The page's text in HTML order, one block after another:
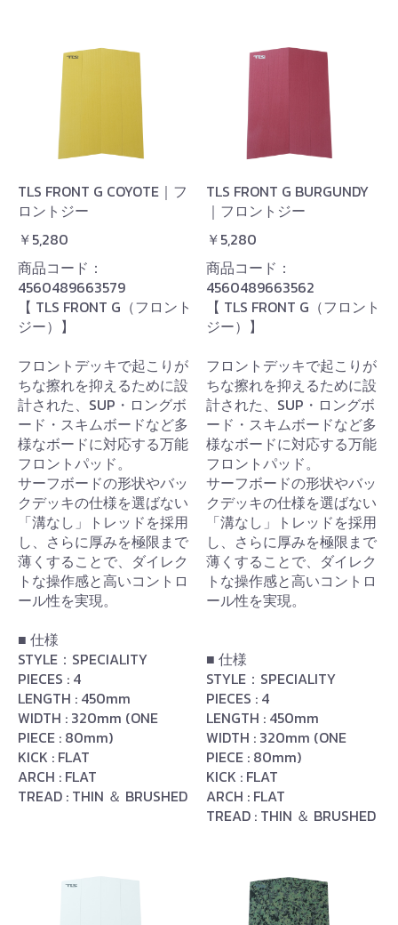
TLS FRONT G COYOTE｜フ
ロントジー
￥5,280
商品コード：
4560489663579
【 TLS FRONT G（フロント
ジー）】
フロントデッキで起こりが
ちな擦れを抑えるために設
計された、SUP・ロングボ
ード・スキムボードなど多
様なボードに対応する万能
フロントパッド。
サーフボードの形状やバッ
クデッキの仕様を選ばない
「溝なし」トレッドを採用
し、さらに厚みを極限まで
薄くすることで、ダイレク
トな操作感と高いコントロ
ール性を実現。
■ 仕様
STYLE：SPECIALITY
PIECES : 4
LENGTH : 450mm
WIDTH : 320mm (ONE
PIECE : 80mm)
KICK : FLAT
ARCH : FLAT
TREAD : THIN ＆ BRUSHED
TLS FRONT G BURGUNDY
｜フロントジー
￥5,280
商品コード：
4560489663562
【 TLS FRONT G（フロント
ジー）】
フロントデッキで起こりが
ちな擦れを抑えるために設
計された、SUP・ロングボ
ード・スキムボードなど多
様なボードに対応する万能
フロントパッド。
サーフボードの形状やバッ
クデッキの仕様を選ばない
「溝なし」トレッドを採用
し、さらに厚みを極限まで
薄くすることで、ダイレク
トな操作感と高いコントロ
ール性を実現。
■ 仕様
STYLE：SPECIALITY
PIECES : 4
LENGTH : 450mm
WIDTH : 320mm (ONE
PIECE : 80mm)
KICK : FLAT
ARCH : FLAT
TREAD : THIN ＆ BRUSHED